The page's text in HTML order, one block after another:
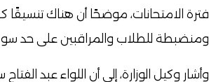
فترة الامتحانات، موضحًا أن هناك تنسيقًا
ومنضبطة للطلاب والمراقبين على حد
وأشار وكيل الوزارة، إلى أن اللواء عبد